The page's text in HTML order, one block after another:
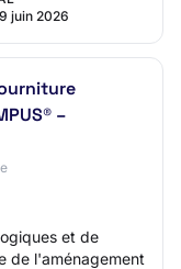
9 juin 2026
–
et de
de l'aménagement